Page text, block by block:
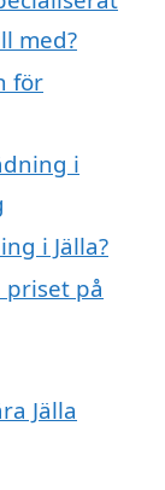
med?
för
i
i Jälla?
på
Jälla